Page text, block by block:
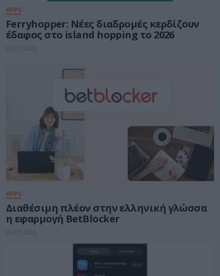
APPS
Ferryhopper: Νέες διαδρομές κερδίζουν
έδαφος στο island hopping το 2026
22.07.2026
APPS
Διαθέσιμη πλέον στην ελληνική γλώσσα
η εφαρμογή BetBlocker
20.07.2026